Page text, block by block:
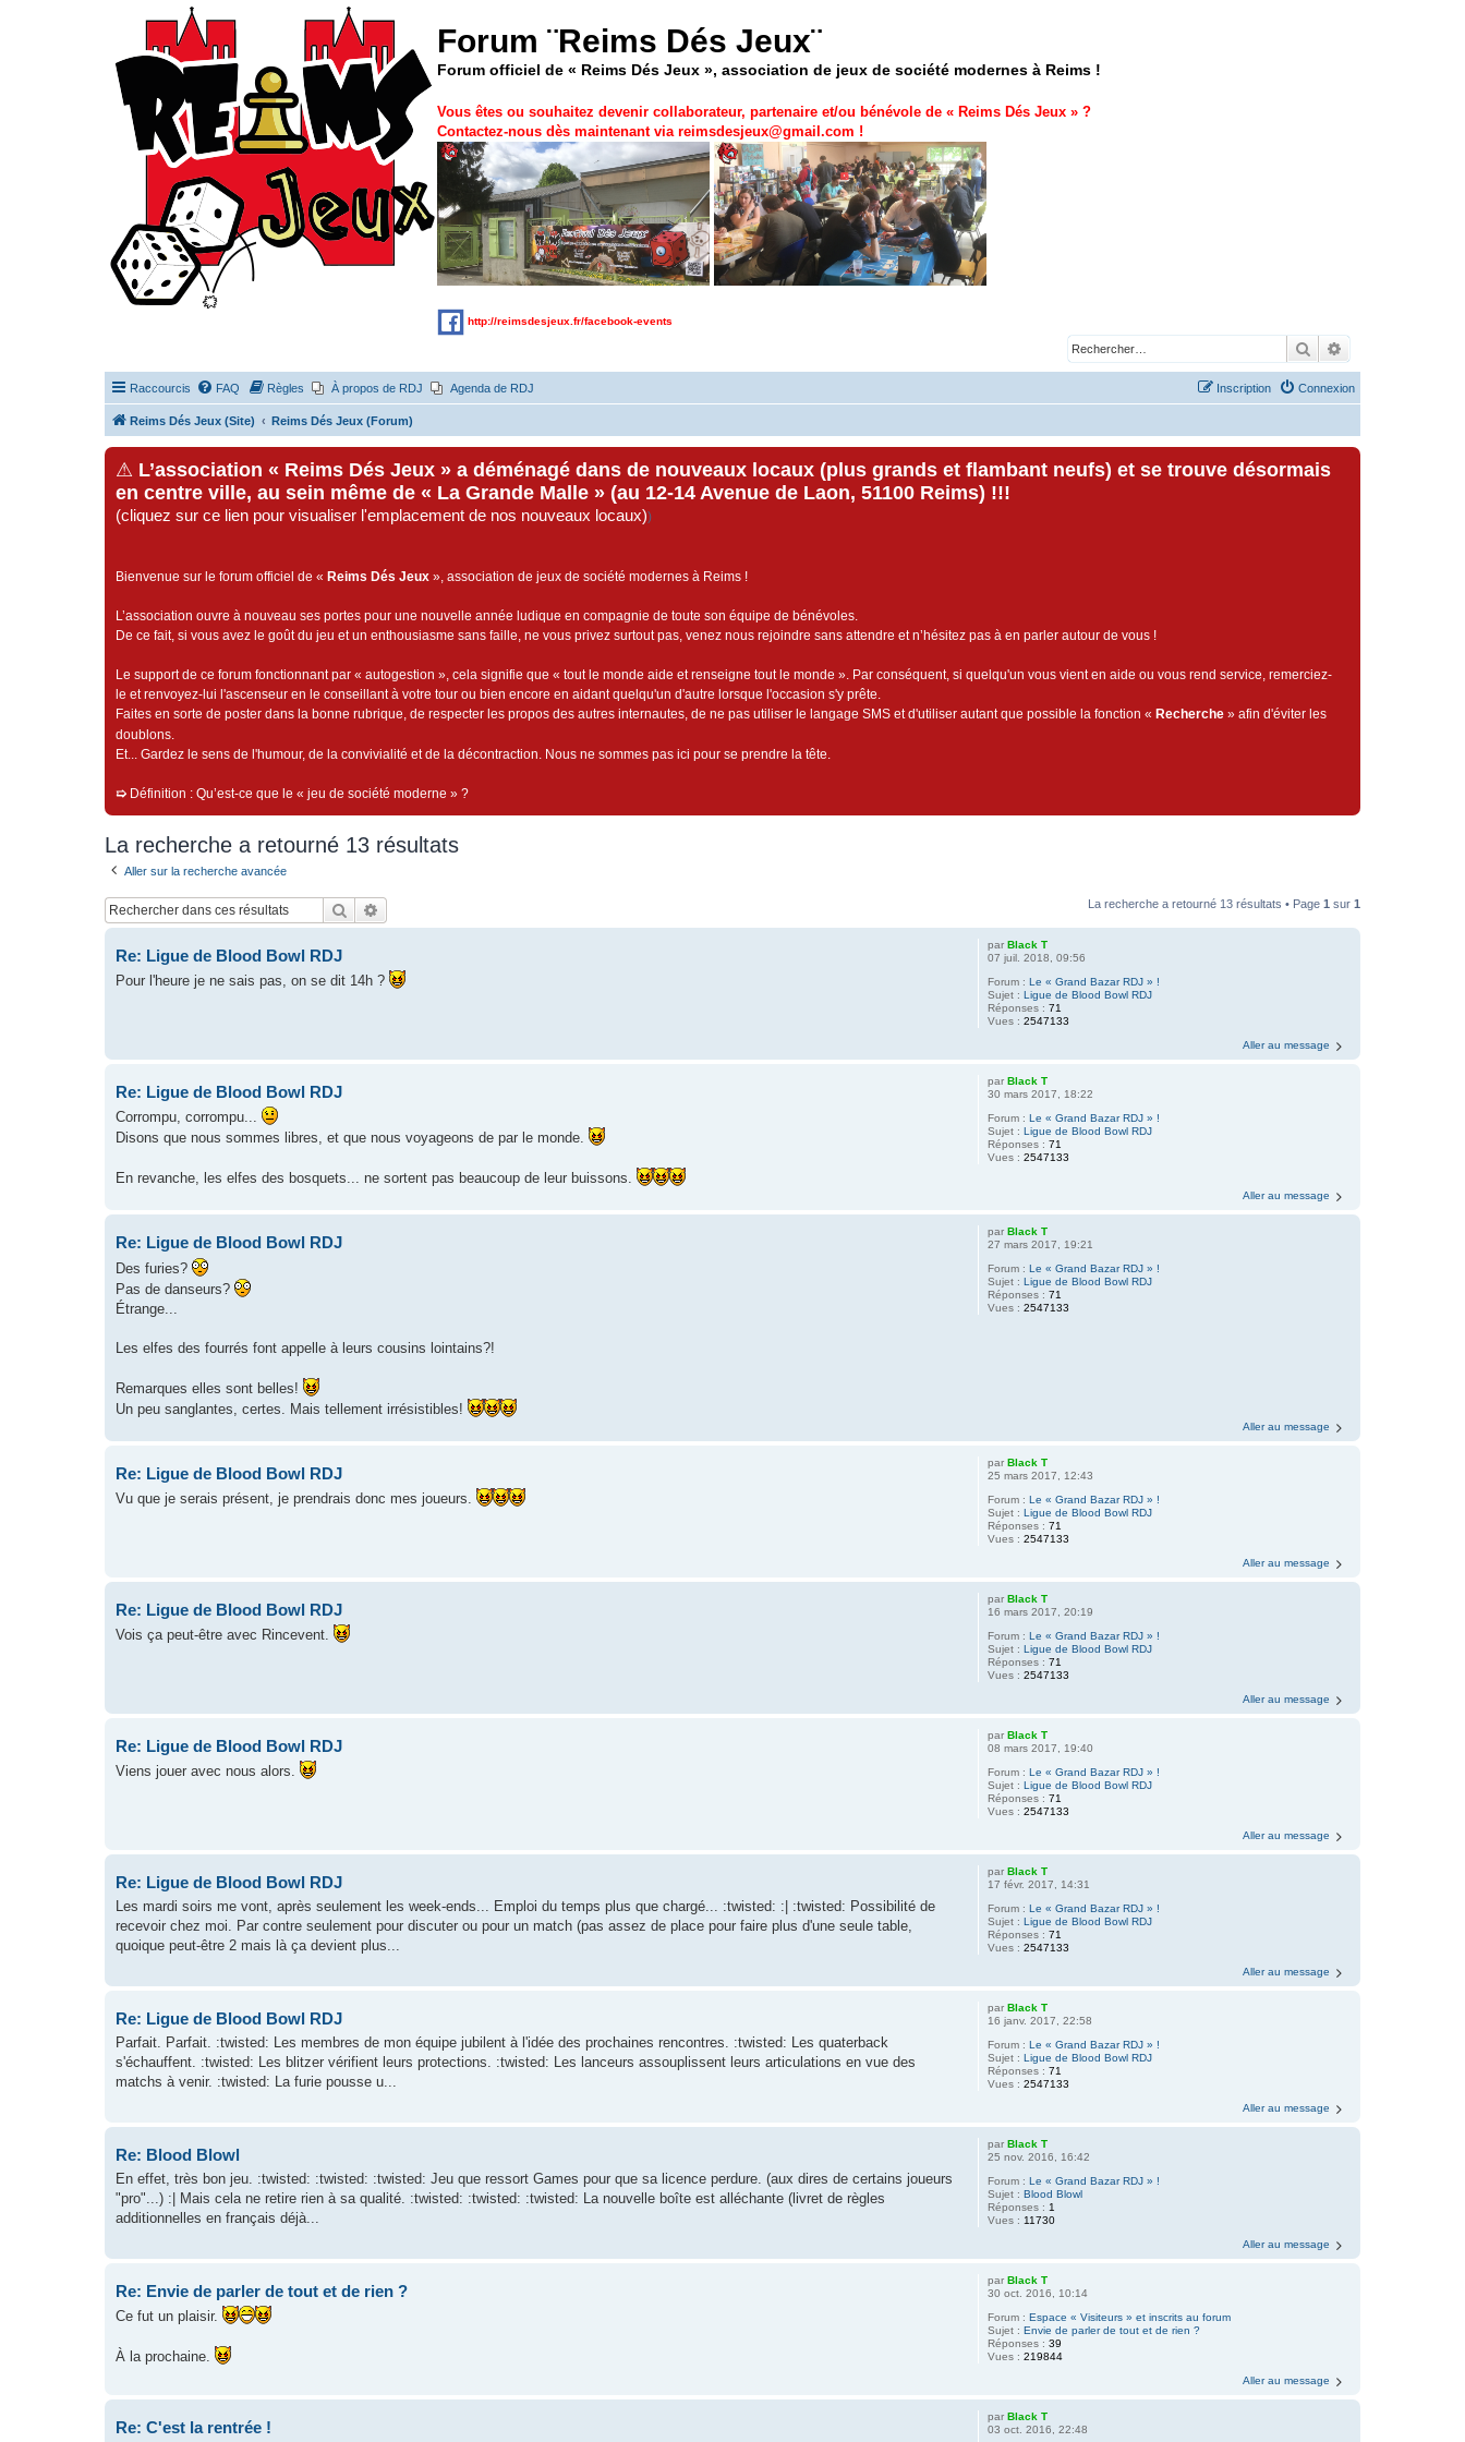
Forum ¨Reims Dés Jeux¨
Forum officiel de « Reims Dés Jeux », association de jeux de société modernes à Reims !
Vous êtes ou souhaitez devenir collaborateur, partenaire et/ou bénévole de « Reims Dés Jeux » ?
Contactez-nous dès maintenant via reimsdesjeux@gmail.com !
http://reimsdesjeux.fr/facebook-events
Rechercher
Raccourcis FAQ Règles À propos de RDJ Agenda de RDJ Connexion
Inscription
Reims Dés Jeux (Site) Reims Dés Jeux (Forum)
⚠ L’association « Reims Dés Jeux » a déménagé dans de nouveaux locaux (plus grands et flambant neufs) et se trouve désormais
en centre ville, au sein même de « La Grande Malle » (au 12-14 Avenue de Laon, 51100 Reims) !!!
(cliquez sur ce lien pour visualiser l'emplacement de nos nouveaux locaux))
Bienvenue sur le forum officiel de « Reims Dés Jeux », association de jeux de société modernes à Reims !
L’association ouvre à nouveau ses portes pour une nouvelle année ludique en compagnie de toute son équipe de bénévoles.
De ce fait, si vous avez le goût du jeu et un enthousiasme sans faille, ne vous privez surtout pas, venez nous rejoindre sans attendre et n’hésitez pas à en parler autour de vous !
Le support de ce forum fonctionnant par « autogestion », cela signifie que « tout le monde aide et renseigne tout le monde ». Par conséquent, si quelqu'un vous vient en aide ou vous rend service, remerciez-
le et renvoyez-lui l'ascenseur en le conseillant à votre tour ou bien encore en aidant quelqu'un d'autre lorsque l'occasion s'y prête.
Faites en sorte de poster dans la bonne rubrique, de respecter les propos des autres internautes, de ne pas utiliser le langage SMS et d'utiliser autant que possible la fonction « Recherche » afin d'éviter les
doublons.
Et... Gardez le sens de l'humour, de la convivialité et de la décontraction. Nous ne sommes pas ici pour se prendre la tête.
➯ Définition : Qu’est-ce que le « jeu de société moderne » ?
La recherche a retourné 13 résultats
Aller sur la recherche avancée
Rechercher La recherche a retourné 13 résultats • Page 1 sur 1
parBlack T
07 juil. 2018, 09:56
Forum :Le « Grand Bazar RDJ » !
Sujet :Ligue de Blood Bowl RDJ
Réponses :71
Vues :2547133
Re: Ligue de Blood Bowl RDJ
Pour l'heure je ne sais pas, on se dit 14h ?
Aller au message
parBlack T
30 mars 2017, 18:22
Forum :Le « Grand Bazar RDJ » !
Sujet :Ligue de Blood Bowl RDJ
Réponses :71
Vues :2547133
Re: Ligue de Blood Bowl RDJ
Corrompu, corrompu...
Disons que nous sommes libres, et que nous voyageons de par le monde.
En revanche, les elfes des bosquets... ne sortent pas beaucoup de leur buissons.
Aller au message
parBlack T
27 mars 2017, 19:21
Forum :Le « Grand Bazar RDJ » !
Sujet :Ligue de Blood Bowl RDJ
Réponses :71
Vues :2547133
Re: Ligue de Blood Bowl RDJ
Des furies?
Pas de danseurs?
Étrange...
Les elfes des fourrés font appelle à leurs cousins lointains?!
Remarques elles sont belles!
Un peu sanglantes, certes. Mais tellement irrésistibles!
Aller au message
parBlack T
25 mars 2017, 12:43
Forum :Le « Grand Bazar RDJ » !
Sujet :Ligue de Blood Bowl RDJ
Réponses :71
Vues :2547133
Re: Ligue de Blood Bowl RDJ
Vu que je serais présent, je prendrais donc mes joueurs.
Aller au message
parBlack T
16 mars 2017, 20:19
Forum :Le « Grand Bazar RDJ » !
Sujet :Ligue de Blood Bowl RDJ
Réponses :71
Vues :2547133
Re: Ligue de Blood Bowl RDJ
Vois ça peut-être avec Rincevent.
Aller au message
parBlack T
08 mars 2017, 19:40
Forum :Le « Grand Bazar RDJ » !
Sujet :Ligue de Blood Bowl RDJ
Réponses :71
Vues :2547133
Re: Ligue de Blood Bowl RDJ
Viens jouer avec nous alors.
Aller au message
parBlack T
17 févr. 2017, 14:31
Forum :Le « Grand Bazar RDJ » !
Sujet :Ligue de Blood Bowl RDJ
Réponses :71
Vues :2547133
Re: Ligue de Blood Bowl RDJ
Les mardi soirs me vont, après seulement les week-ends... Emploi du temps plus que chargé... :twisted: :| :twisted: Possibilité de
recevoir chez moi. Par contre seulement pour discuter ou pour un match (pas assez de place pour faire plus d'une seule table,
quoique peut-être 2 mais là ça devient plus...
Aller au message
parBlack T
16 janv. 2017, 22:58
Forum :Le « Grand Bazar RDJ » !
Sujet :Ligue de Blood Bowl RDJ
Réponses :71
Vues :2547133
Re: Ligue de Blood Bowl RDJ
Parfait. Parfait. :twisted: Les membres de mon équipe jubilent à l'idée des prochaines rencontres. :twisted: Les quaterback
s'échauffent. :twisted: Les blitzer vérifient leurs protections. :twisted: Les lanceurs assouplissent leurs articulations en vue des
matchs à venir. :twisted: La furie pousse u...
Aller au message
parBlack T
25 nov. 2016, 16:42
Forum :Le « Grand Bazar RDJ » !
Sujet :Blood Blowl
Réponses : 1
Vues : 11730
Re: Blood Blowl
En effet, très bon jeu. :twisted: :twisted: :twisted: Jeu que ressort Games pour que sa licence perdure. (aux dires de certains joueurs
"pro"...) :| Mais cela ne retire rien à sa qualité. :twisted: :twisted: :twisted: La nouvelle boîte est alléchante (livret de règles
additionnelles en français déjà...
Aller au message
parBlack T
30 oct. 2016, 10:14
Forum :Espace « Visiteurs » et inscrits au forum
Sujet :Envie de parler de tout et de rien ?
Réponses :39
Vues :219844
Re: Envie de parler de tout et de rien ?
Ce fut un plaisir.
À la prochaine.
Aller au message
parBlack T
03 oct. 2016, 22:48
Re: C'est la rentrée !